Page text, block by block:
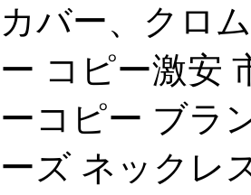
カバー、クロ
ー コピー激安
ーコピー ブラ
ーズ ネックレ